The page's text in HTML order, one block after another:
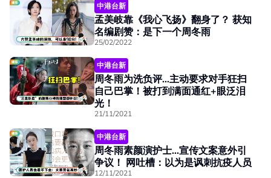
中港台新
孟美岐靠《我心飞扬》翻身了？ 获知
名编剧赞：是下一个周冬雨
25/02/2022
中港台新
周冬雨为洗负评…主动要求对手狂扫
自己巴掌！被打到满面通红+眼泛泪
光！
21/11/2021
中港台新
周冬雨素颜演护士...宣传文案意外引
争议！ 网吐槽：以为是讽刺抗疫人员
12/11/2021